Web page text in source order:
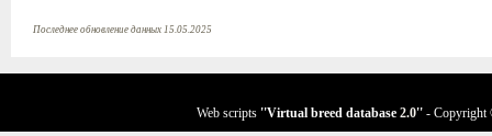
Последнее обновление данных 15.05.2025
Web scripts ''Virtual breed database 2.0'' - Copyright